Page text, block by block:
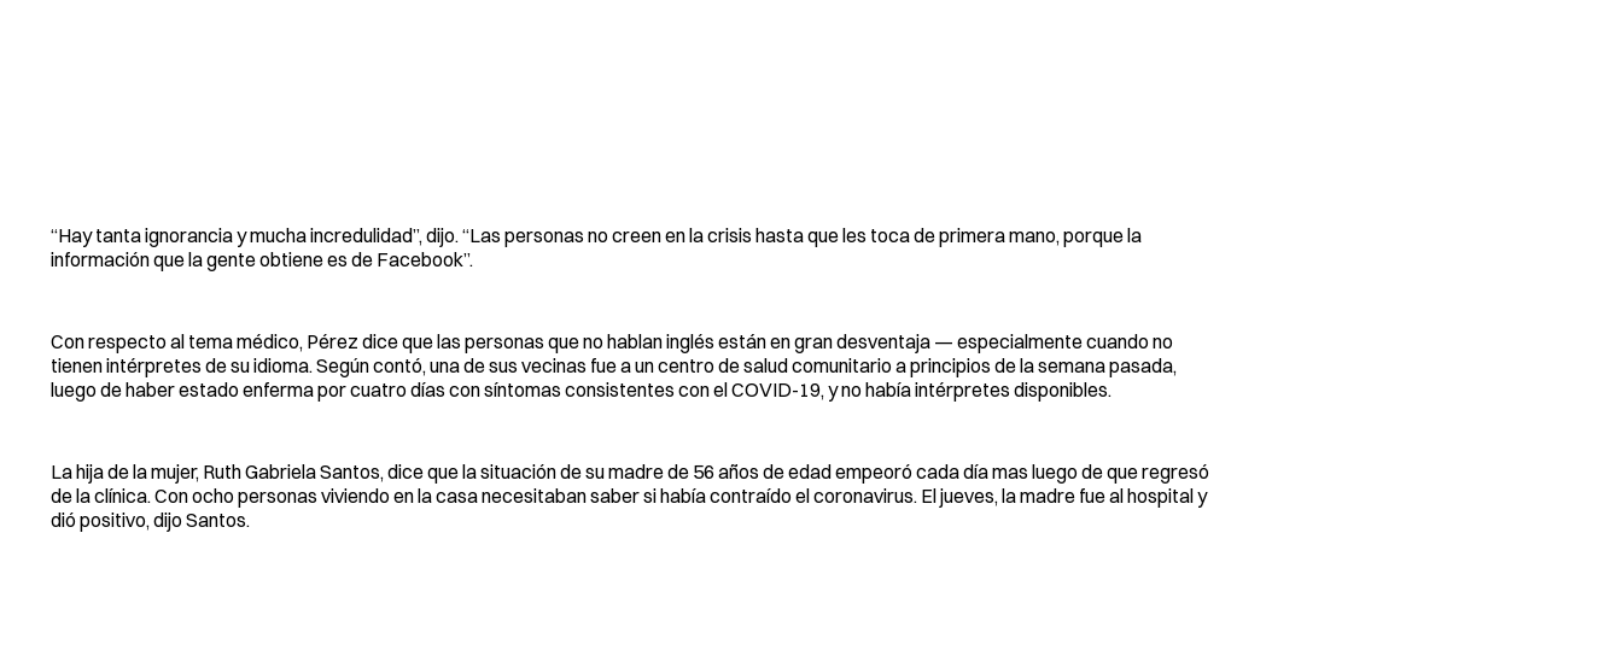
“Hay tanta ignorancia y mucha incredulidad”, dijo. “Las personas no creen en la crisis hasta que les toca de primera mano, porque la
información que la gente obtiene es de Facebook”.
Con respecto al tema médico, Pérez dice que las personas que no hablan inglés están en gran desventaja — especialmente cuando no
tienen intérpretes de su idioma. Según contó, una de sus vecinas fue a un centro de salud comunitario a principios de la semana pasada,
luego de haber estado enferma por cuatro días con síntomas consistentes con el COVID-19, y no había intérpretes disponibles.
La hija de la mujer, Ruth Gabriela Santos, dice que la situación de su madre de 56 años de edad empeoró cada día mas luego de que regresó
de la clínica. Con ocho personas viviendo en la casa necesitaban saber si había contraído el coronavirus. El jueves, la madre fue al hospital y
dió positivo, dijo Santos.